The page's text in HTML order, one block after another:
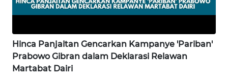
Hinca Panjaitan Gencarkan Kampanye 'Pariban'
Prabowo Gibran dalam Deklarasi Relawan
Martabat Dairi
WN
SULSEL